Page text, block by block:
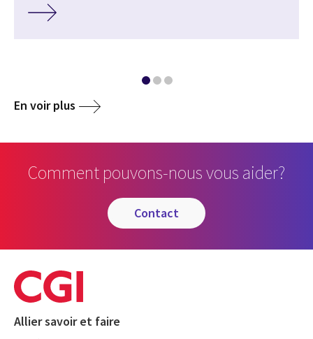
En voir plus
Comment pouvons-nous vous aider?
contact
Allier savoir et faire